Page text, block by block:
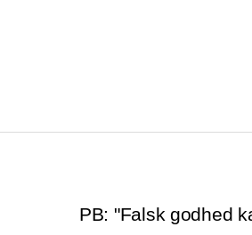
PB: "Falsk godhed